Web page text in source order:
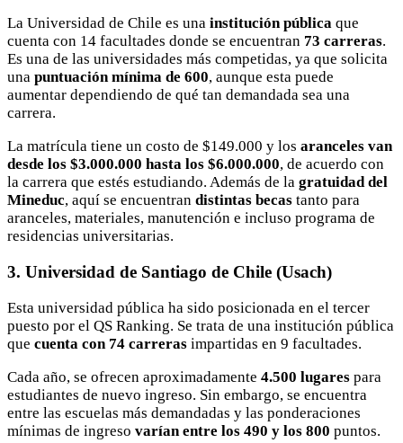
La Universidad de Chile es una institución pública que
cuenta con 14 facultades donde se encuentran 73 carreras.
Es una de las universidades más competidas, ya que solicita
una puntuación mínima de 600, aunque esta puede
aumentar dependiendo de qué tan demandada sea una
carrera.
La matrícula tiene un costo de $149.000 y los aranceles van
desde los $3.000.000 hasta los $6.000.000, de acuerdo con
la carrera que estés estudiando. Además de la gratuidad del
Mineduc, aquí se encuentran distintas becas tanto para
aranceles, materiales, manutención e incluso programa de
residencias universitarias.
3. Universidad de Santiago de Chile (Usach)
Esta universidad pública ha sido posicionada en el tercer
puesto por el QS Ranking. Se trata de una institución pública
que cuenta con 74 carreras impartidas en 9 facultades.
Cada año, se ofrecen aproximadamente 4.500 lugares para
estudiantes de nuevo ingreso. Sin embargo, se encuentra
entre las escuelas más demandadas y las ponderaciones
mínimas de ingreso varían entre los 490 y los 800 puntos.